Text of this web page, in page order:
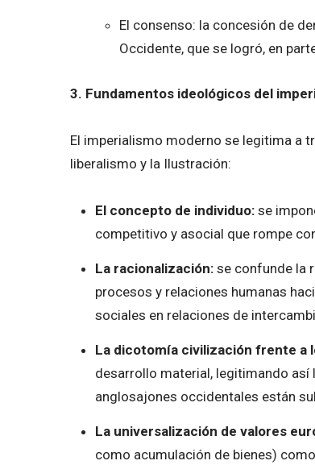
El consenso: la concesión de
Occidente, que se logró, en
3. Fundamentos ideológicos del
El imperialismo moderno se legitima a
liberalismo y la Ilustración:
El concepto de individuo:se
competitivo y asocial que rompe
La racionalización:se confunde la
procesos y relaciones humanas
sociales en relaciones de
La dicotomía civilización frente a
desarrollo material, legitimando así
anglosajones occidentales están
La universalización de valores
como acumulación de bienes)